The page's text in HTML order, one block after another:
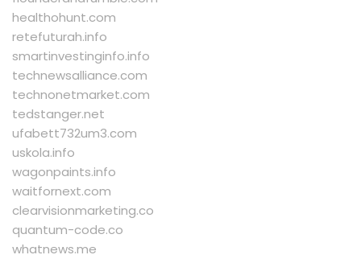
healthohunt.com
retefuturah.info
smartinvestinginfo.info
technewsalliance.com
technonetmarket.com
tedstanger.net
ufabett732um3.com
uskola.info
wagonpaints.info
waitfornext.com
clearvisionmarketing.co
quantum-code.co
whatnews.me